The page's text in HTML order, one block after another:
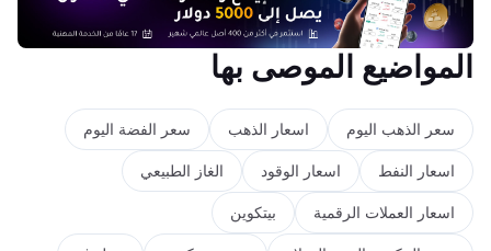
المواضيع الموصى بها
سعر الذهب اليوم اسعار الذهب سعر الفضة اليوم
اسعار النفط اسعار الوقود الغاز الطبيعي
اسعار العملات الرقمية بيتكوين